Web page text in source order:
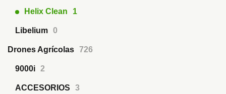
Helix Clean 1
Libelium 0
Drones Agrícolas 726
9000i 2
ACCESORIOS 3